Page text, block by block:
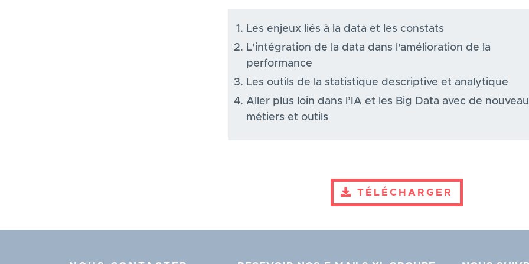
Les enjeux liés à la data et les constats
L’intégration de la data dans l'amélioration de la
performance
Les outils de la statistique descriptive et analytique
Aller plus loin dans l’IA et les Big Data avec de
métiers et outils
TÉLÉCHARGER